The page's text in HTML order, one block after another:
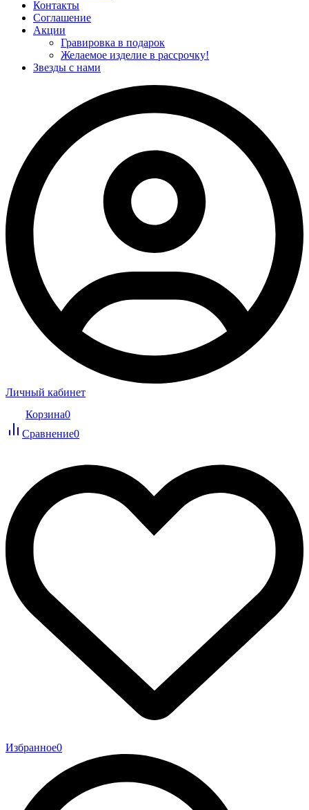
Контакты
Соглашение
Акции
Гравировка в подарок
Желаемое изделие в рассрочку!
Звезды с нами
Личный кабинет
Корзина0
Сравнение0
Избранное0